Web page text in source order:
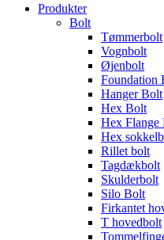
Produkter
Bolt
Tømmerbolt
Vognbolt
Øjenbolt
Foundation
Hanger Bolt
Hex Bolt
Hex Flange
Hex
Rillet bolt
Tagdækbolt
Skulderbolt
Silo Bolt
Firkantet
T hovedbolt